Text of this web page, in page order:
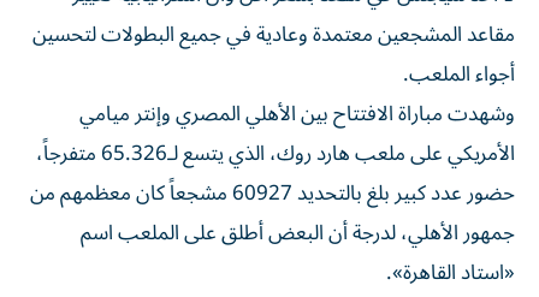
مقاعد المشجعين معتمدة وعادية في جميع البطولات لتحسين
أجواء الملعب.
وشهدت مباراة الافتتاح بين الأهلي المصري وإنتر ميامي
الأمريكي على ملعب هارد روك، الذي يتسع لـ65.326 متفرجاً،
حضور عدد كبير بلغ بالتحديد 60927 مشجعاً كان معظمهم من
جمهور الأهلي، لدرجة أن البعض أطلق على الملعب اسم
«استاد القاهرة».